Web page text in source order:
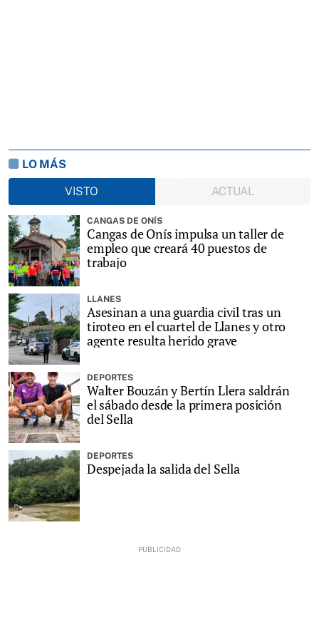
LO MÁS
VISTO
ACTUAL
CANGAS DE ONÍS
Cangas de Onís impulsa un taller de
empleo que creará 40 puestos de
trabajo
LLANES
Asesinan a una guardia civil tras un
tiroteo en el cuartel de Llanes y otro
agente resulta herido grave
DEPORTES
Walter Bouzán y Bertín Llera saldrán
el sábado desde la primera posición
del Sella
DEPORTES
Despejada la salida del Sella